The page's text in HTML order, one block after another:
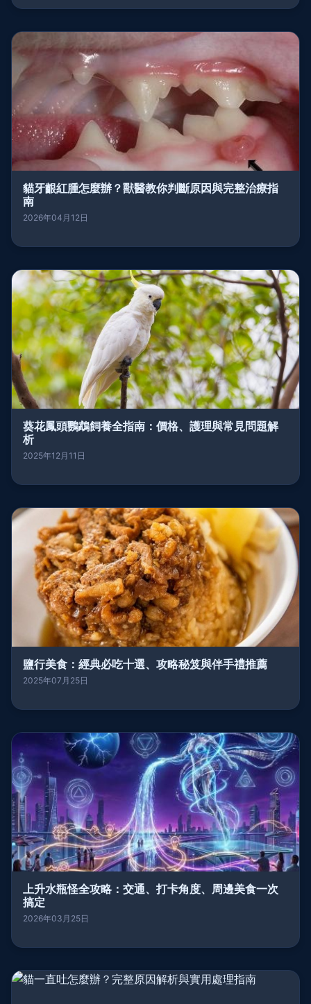
貓牙齦紅腫怎麼辦？獸醫教你判斷原因與完整治療指
南
2026年04月12日
葵花鳳頭鸚鵡飼養全指南：價格、護理與常見問題解
析
2025年12月11日
鹽行美食：經典必吃十選、攻略秘笈與伴手禮推薦
2025年07月25日
上升水瓶怪全攻略：交通、打卡角度、周邊美食一次
搞定
2026年03月25日